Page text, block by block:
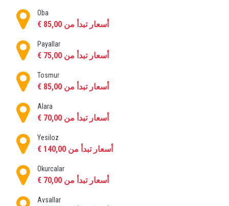
Oba
أسعار تبدأ من 85,00 €
Payallar
أسعار تبدأ من 75,00 €
Tosmur
أسعار تبدأ من 85,00 €
Alara
أسعار تبدأ من 70,00 €
Yesiloz
أسعار تبدأ من 140,00 €
Okurcalar
أسعار تبدأ من 70,00 €
Avsallar